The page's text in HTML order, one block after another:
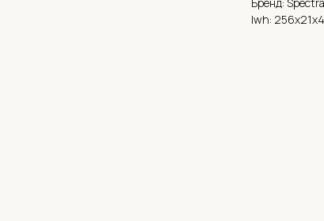
lwh: